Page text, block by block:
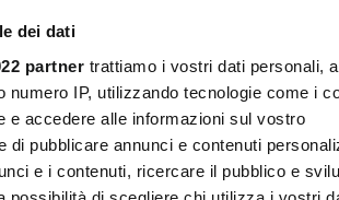
dei dati
partnertrattiamo i vostri dati personali,
numero IP, utilizzando tecnologie come i
e accedere alle informazioni sul vostro
di pubblicare annunci e contenuti
e i contenuti, ricercare il pubblico e
possibilità di scegliere chi utilizza i vostri
refined straight-
Close
TO OUR